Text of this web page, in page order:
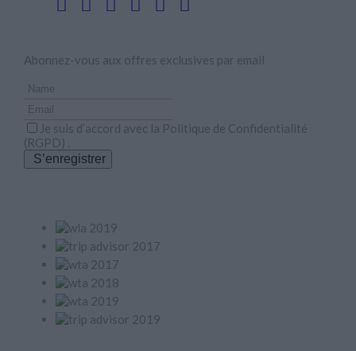
Abonnez-vous aux offres exclusives par email
Je suis d’accord avec la Politique de Confidentialité
(RGPD) .
S’enregistrer